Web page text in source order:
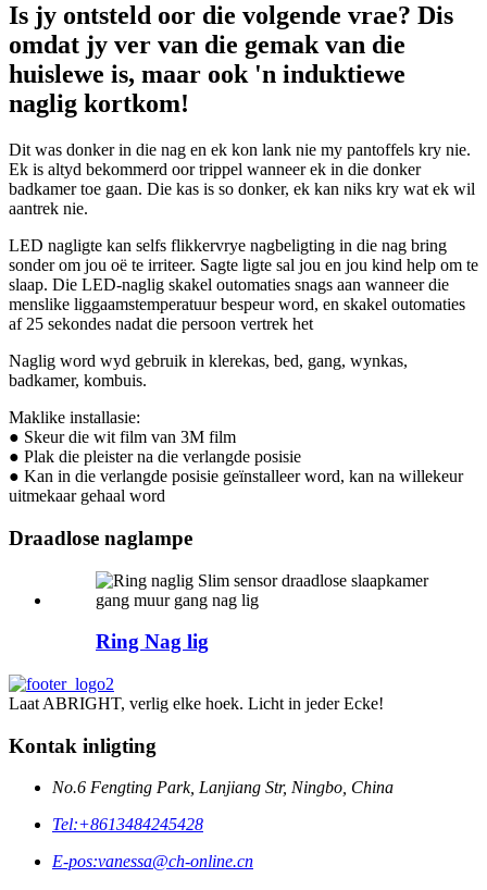
Is jy ontsteld oor die volgende vrae? Dis
omdat jy ver van die gemak van die
huislewe is, maar ook 'n induktiewe
naglig kortkom!
Dit was donker in die nag en ek kon lank nie my pantoffels kry nie.
Ek is altyd bekommerd oor trippel wanneer ek in die donker
badkamer toe gaan. Die kas is so donker, ek kan niks kry wat ek wil
aantrek nie.
LED nagligte kan selfs flikkervrye nagbeligting in die nag bring
sonder om jou oë te irriteer. Sagte ligte sal jou en jou kind help om te
slaap. Die LED-naglig skakel outomaties snags aan wanneer die
menslike liggaamstemperatuur bespeur word, en skakel outomaties
af 25 sekondes nadat die persoon vertrek het
Naglig word wyd gebruik in klerekas, bed, gang, wynkas,
badkamer, kombuis.
Maklike installasie:
● Skeur die wit film van 3M film
● Plak die pleister na die verlangde posisie
● Kan in die verlangde posisie geïnstalleer word, kan na willekeur
uitmekaar gehaal word
Draadlose naglampe
Ring Nag lig
Laat ABRIGHT, verlig elke hoek. Licht in jeder Ecke!
Kontak inligting
No.6 Fengting Park, Lanjiang Str, Ningbo, China
Tel:+8613484245428
E-pos:vanessa@ch-online.cn